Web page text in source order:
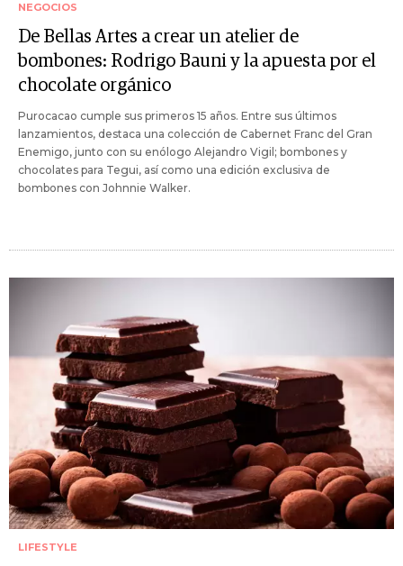
NEGOCIOS
De Bellas Artes a crear un atelier de
bombones: Rodrigo Bauni y la apuesta por el
chocolate orgánico
Purocacao cumple sus primeros 15 años. Entre sus últimos
lanzamientos, destaca una colección de Cabernet Franc del Gran
Enemigo, junto con su enólogo Alejandro Vigil; bombones y
chocolates para Tegui, así como una edición exclusiva de
bombones con Johnnie Walker.
LIFESTYLE